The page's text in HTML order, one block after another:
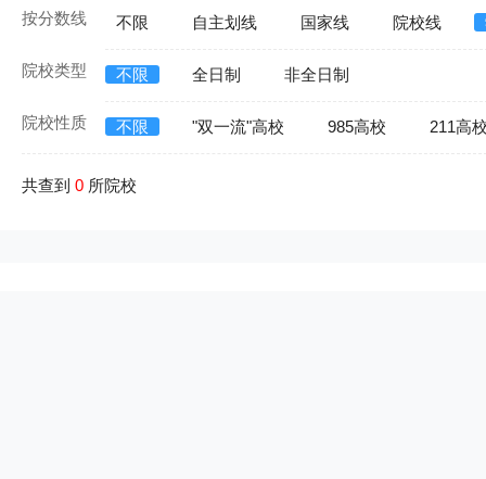
按分数线 不限 自主划线 国家线 院校线
院校类型 不限 全日制 非全日制
院校性质 不限 "双一流"高校 985高校 211高
共查到 0 所院校